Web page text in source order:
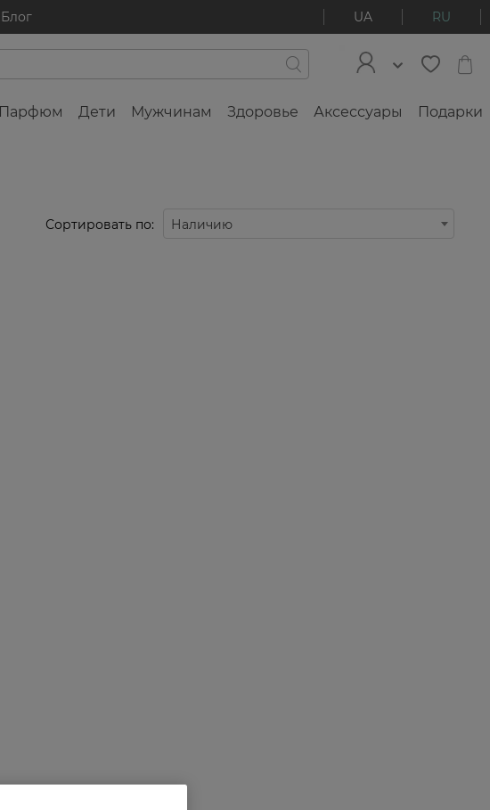
Блог UA RU
Парфюм Дети Мужчинам Здоровье Аксессуары Подарки
Сортировать по: Наличию